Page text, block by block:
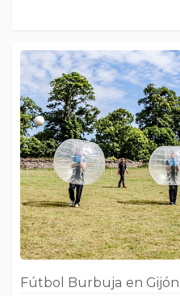
Fútbol Burbuja en Gijón